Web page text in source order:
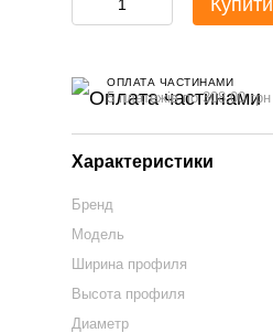
Купити
ОПЛАТА ЧАСТИНАМИ
5 платежів по 308.00 грн
Характеристики
Бренд
Модель
Ширина профиля
Высота профиля
Диаметр